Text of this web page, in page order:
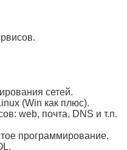
сетей.
(Win как плюс).
web, почта, DNS и т.п.
программирование.